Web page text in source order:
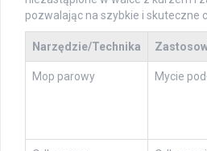
pozwalając na szybkie i skuteczne
Narzędzie/Technika
Mop parowy Mycie